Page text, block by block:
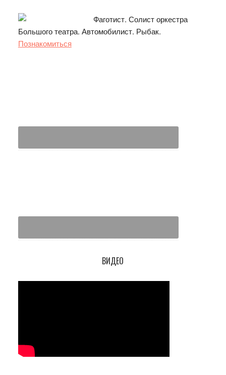
сайдбар
Фаготист. Солист оркестра
Большого театра. Автомобилист. Рыбак.
Познакомиться
ВИДЕО